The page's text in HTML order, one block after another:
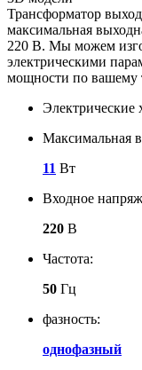
Трансформатор
максимальная
220 В. Мы можем
электрическими
мощности по вашему
Электрические
Максимальная
11 Вт
Входное
220 В
Частота:
50 Гц
фазность:
однофазный